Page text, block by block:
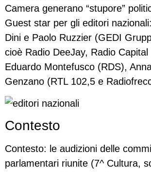
Camera generano “stupore”
Guest star per gli editori
Dini e Paolo Ruzzier (GEDI
cioè Radio DeeJay, Radio
Eduardo Montefusco (RDS),
Genzano (RTL 102,5 e
Contesto
Contesto: le audizioni delle
parlamentari riunite (7^ Cultura,